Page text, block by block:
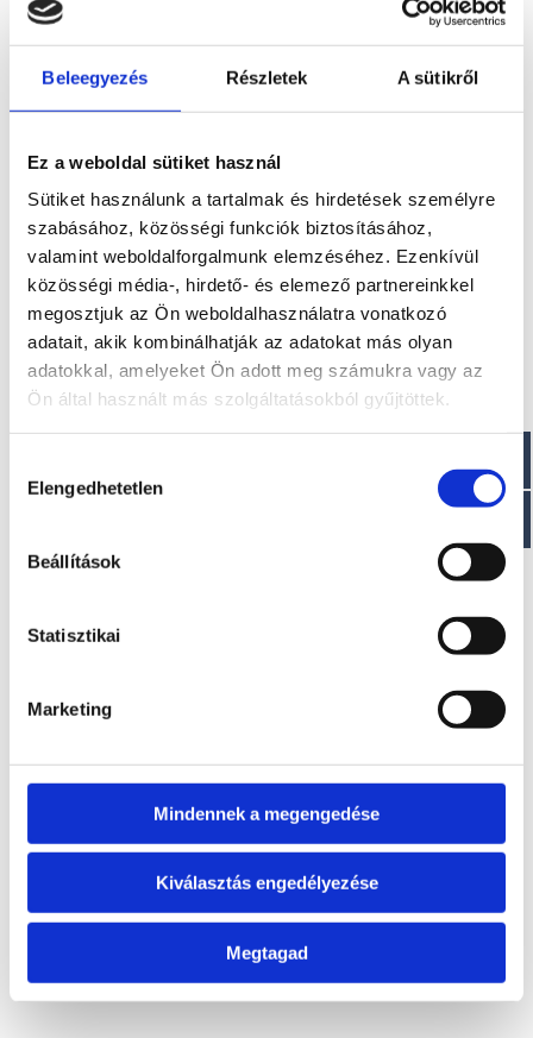
Beleegyezés Részletek A sütikről
Ez a weboldal sütiket használ
Sütiket használunk a tartalmak és hirdetések személyre
szabásához, közösségi funkciók biztosításához,
valamint weboldalforgalmunk elemzéséhez. Ezenkívül
közösségi média-, hirdető- és elemező partnereinkkel
megosztjuk az Ön weboldalhasználatra vonatkozó
adatait, akik kombinálhatják az adatokat más olyan
adatokkal, amelyeket Ön adott meg számukra vagy az
Ön által használt más szolgáltatásokból gyűjtöttek.
kiválasztása
Elengedhetetlen
Beállítások
Statisztikai
Marketing
Mindennek a megengedése
Kiválasztás engedélyezése
Megtagad
Hossz: 474 cm
Paraméterek
Belső szélesség: 117 cm
Érdekel!
Visszahívást kérek!
T270 DA T340 A